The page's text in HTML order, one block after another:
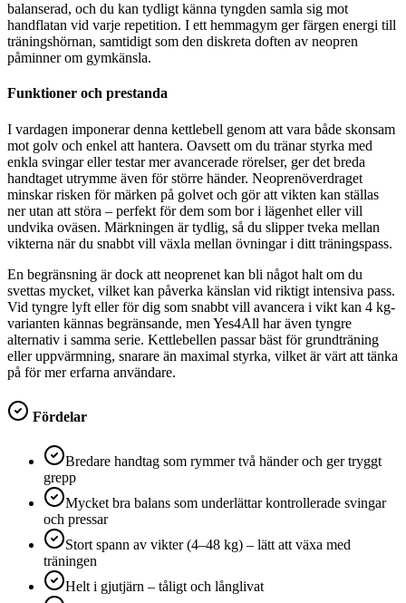
balanserad, och du kan tydligt känna tyngden samla sig mot
handflatan vid varje repetition. I ett hemmagym ger färgen energi till
träningshörnan, samtidigt som den diskreta doften av neopren
påminner om gymkänsla.
Funktioner och prestanda
I vardagen imponerar denna kettlebell genom att vara både skonsam
mot golv och enkel att hantera. Oavsett om du tränar styrka med
enkla svingar eller testar mer avancerade rörelser, ger det breda
handtaget utrymme även för större händer. Neoprenöverdraget
minskar risken för märken på golvet och gör att vikten kan ställas
ner utan att störa – perfekt för dem som bor i lägenhet eller vill
undvika oväsen. Märkningen är tydlig, så du slipper tveka mellan
vikterna när du snabbt vill växla mellan övningar i ditt träningspass.
En begränsning är dock att neoprenet kan bli något halt om du
svettas mycket, vilket kan påverka känslan vid riktigt intensiva pass.
Vid tyngre lyft eller för dig som snabbt vill avancera i vikt kan 4 kg-
varianten kännas begränsande, men Yes4All har även tyngre
alternativ i samma serie. Kettlebellen passar bäst för grundträning
eller uppvärmning, snarare än maximal styrka, vilket är värt att tänka
på för mer erfarna användare.
Fördelar
Bredare handtag som rymmer två händer och ger tryggt
grepp
Mycket bra balans som underlättar kontrollerade svingar
och pressar
Stort spann av vikter (4–48 kg) – lätt att växa med
träningen
Helt i gjutjärn – tåligt och långlivat